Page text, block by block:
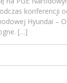
konferencji
Hyundai –
[…]